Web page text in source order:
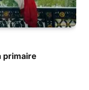
primaire